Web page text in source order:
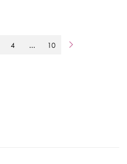
4 ... 10